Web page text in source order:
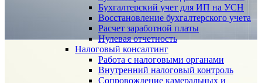
Бухгалтерский учет для ИП на УСН
Восстановление бухгалтерского учета
Расчет заработной платы
Нулевая отчетность
Налоговый консалтинг
Работа с налоговыми органами
Внутренний налоговый контроль
Сопровождение камеральных и